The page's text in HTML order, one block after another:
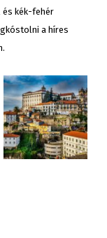
és kék-fehér
a híres